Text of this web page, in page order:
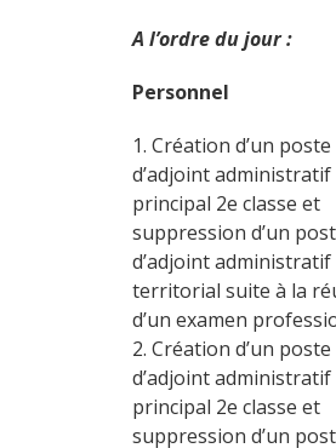
A l’ordre du jour :
Personnel
1. Création d’un poste
d’adjoint administratif
principal 2e classe et
suppression d’un
d’adjoint administratif
territorial suite à la
d’un examen
2. Création d’un poste
d’adjoint administratif
principal 2e classe et
suppression d’un